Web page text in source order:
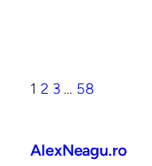
1 2 3 … 58
AlexNeagu.ro